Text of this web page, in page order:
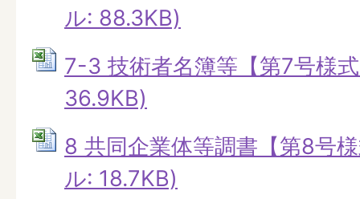
ル: 88.3KB)
7-3 技術者名簿等【第7号様
36.9KB)
8 共同企業体等調書【第8号
ル: 18.7KB)